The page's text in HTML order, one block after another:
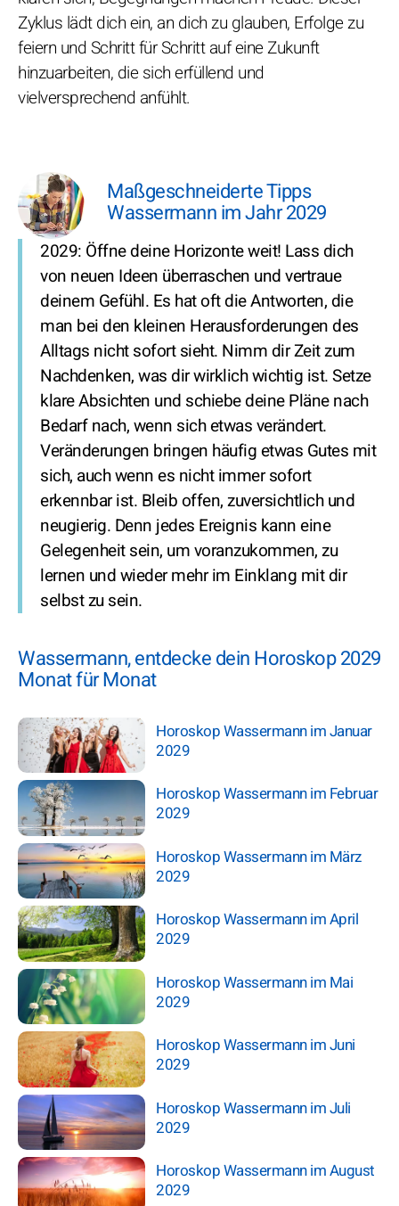
Zyklus lädt dich ein, an dich zu glauben, Erfolge zu
feiern und Schritt für Schritt auf eine Zukunft
hinzuarbeiten, die sich erfüllend und
vielversprechend anfühlt.
Maßgeschneiderte Tipps
Wassermann im Jahr 2029
2029: Öffne deine Horizonte weit! Lass dich
von neuen Ideen überraschen und vertraue
deinem Gefühl. Es hat oft die Antworten, die
man bei den kleinen Herausforderungen des
Alltags nicht sofort sieht. Nimm dir Zeit zum
Nachdenken, was dir wirklich wichtig ist. Setze
klare Absichten und schiebe deine Pläne nach
Bedarf nach, wenn sich etwas verändert.
Veränderungen bringen häufig etwas Gutes mit
sich, auch wenn es nicht immer sofort
erkennbar ist. Bleib offen, zuversichtlich und
neugierig. Denn jedes Ereignis kann eine
Gelegenheit sein, um voranzukommen, zu
lernen und wieder mehr im Einklang mit dir
selbst zu sein.
Wassermann, entdecke dein Horoskop 2029
Monat für Monat
Horoskop Wassermann im Januar
2029
Horoskop Wassermann im Februar
2029
Horoskop Wassermann im März
2029
Horoskop Wassermann im April
2029
Horoskop Wassermann im Mai
2029
Horoskop Wassermann im Juni
2029
Horoskop Wassermann im Juli
2029
Horoskop Wassermann im August
2029